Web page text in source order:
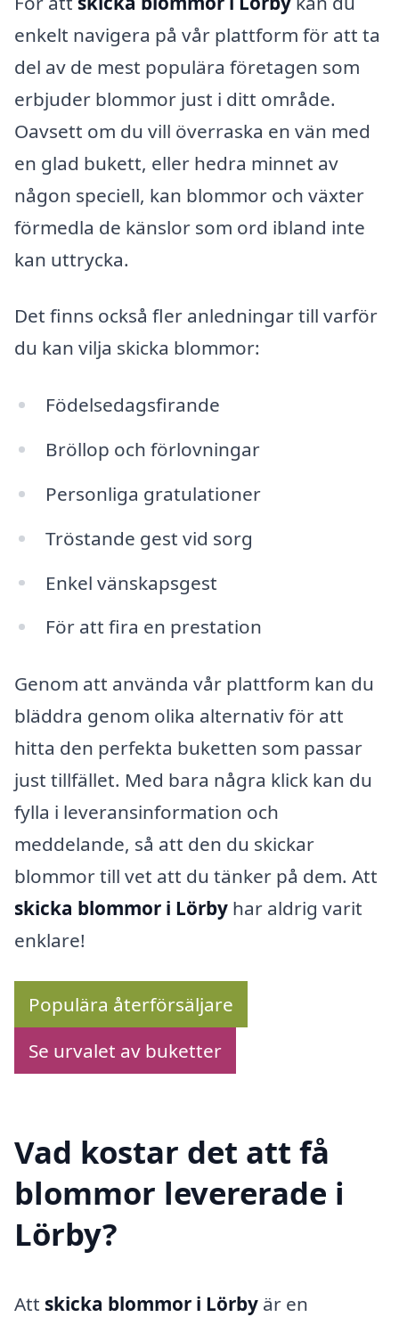
enkelt navigera på vår plattform för att ta
del av de mest populära företagen som
erbjuder blommor just i ditt område.
Oavsett om du vill överraska en vän med
en glad bukett, eller hedra minnet av
någon speciell, kan blommor och växter
förmedla de känslor som ord ibland inte
kan uttrycka.
Det finns också fler anledningar till varför
du kan vilja skicka blommor:
Födelsedagsfirande
Bröllop och förlovningar
Personliga gratulationer
Tröstande gest vid sorg
Enkel vänskapsgest
För att fira en prestation
Genom att använda vår plattform kan du
bläddra genom olika alternativ för att
hitta den perfekta buketten som passar
just tillfället. Med bara några klick kan du
fylla i leveransinformation och
meddelande, så att den du skickar
blommor till vet att du tänker på dem. Att
skicka blommor i Lörby har aldrig varit
enklare!
Populära återförsäljare
Se urvalet av buketter
Vad kostar det att få
blommor levererade i
Lörby?
Att skicka blommor i Lörby är en